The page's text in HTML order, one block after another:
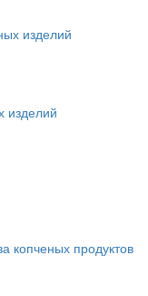
изделий